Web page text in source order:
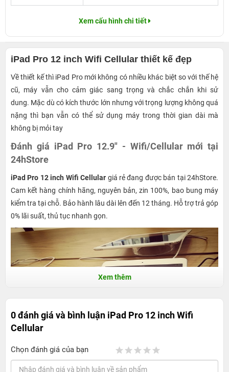
Xem cấu hình chi tiết
iPad Pro 12 inch Wifi Cellular thiết kế đẹp
Về thiết kế thì iPad Pro mới không có nhiều khác biệt so với thế hệ
cũ, máy vẫn cho cảm giác sang trọng và chắc chắn khi sử
dung. Mặc dù có kích thước lớn nhưng với trọng lượng không quá
nặng thì bạn vẫn có thể sử dụng máy trong thời gian dài mà
không bị mỏi tay
Đánh giá iPad Pro 12.9" - Wifi/Cellular mới tại
24hStore
iPad Pro 12 inch Wifi Cellular giá rẻ đang được bán tại 24hStore.
Cam kết hàng chính hãng, nguyên bản, zin 100%, bao bung máy
kiểm tra tại chỗ. Bảo hành lâu dài lên đến 12 tháng. Hỗ trợ trả góp
0% lãi suất, thủ tục nhanh gọn.
Xem thêm
0 đánh giá và bình luận iPad Pro 12 inch Wifi
Cellular
Chọn đánh giá của bạn